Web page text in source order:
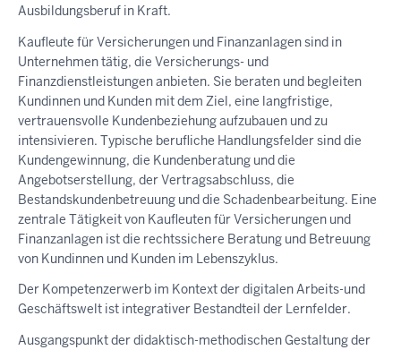
Ausbildungsberuf in Kraft.
Kaufleute für Versicherungen und Finanzanlagen sind in
Unternehmen tätig, die Versicherungs- und
Finanzdienstleistungen anbieten. Sie beraten und begleiten
Kundinnen und Kunden mit dem Ziel, eine langfristige,
vertrauensvolle Kundenbeziehung aufzubauen und zu
intensivieren. Typische berufliche Handlungsfelder sind die
Kundengewinnung, die Kundenberatung und die
Angebotserstellung, der Vertragsabschluss, die
Bestandskundenbetreuung und die Schadenbearbeitung. Eine
zentrale Tätigkeit von Kaufleuten für Versicherungen und
Finanzanlagen ist die rechtssichere Beratung und Betreuung
von Kundinnen und Kunden im Lebenszyklus.
Der Kompetenzerwerb im Kontext der digitalen Arbeits-und
Geschäftswelt ist integrativer Bestandteil der Lernfelder.
Ausgangspunkt der didaktisch-methodischen Gestaltung der